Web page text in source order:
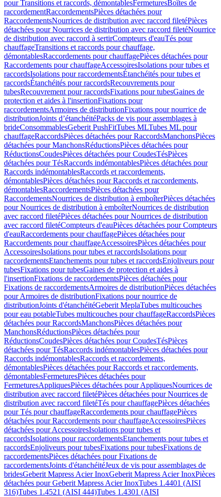
pour Transitions et raccords, démontablesFermeturesBoîtes de
raccordementRaccordementsPièces détachées pour
RaccordementsNourrices de distribution avec raccord filetéPièces
détachées pour Nourrices de distribution avec raccord filetéNourrice
de distribution avec raccord à sertirCompteurs d'eauTés pour
chauffageTransitions et raccords pour chauffage,
démontablesRaccordements pour chauffagePièces détachées pour
Raccordements pour chauffageAccessoiresIsolations pour tubes et
raccordsIsolations pour raccordementsÉtanchéités pour tubes et
raccordsÉtanchéités pour raccordsRecouvrements pour
tubesRecouvrement pour raccordsFixations pour tubesGaines de
protection et aides à l'insertionFixations pour
raccordementsArmoires de distributionFixations pour nourrice de
distributionJoints d’étanchéitéPacks de vis pour assemblages à
brideConsommablesGeberit PushFitTubes MLTubes ML pour
chauffageRaccordsPièces détachées pour RaccordsManchonsPièces
détachées pour ManchonsRéductionsPièces détachées pour
RéductionsCoudesPièces détachées pour CoudesTésPièces
détachées pour TésRaccords indémontablesPièces détachées pour
Raccords indémontablesRaccords et raccordements,
démontablesPièces détachées pour Raccords et raccordements,
démontablesRaccordementsPièces détachées pour
RaccordementsNourrices de distribution à emboîterPièces détachées
pour Nourrices de distribution à emboîterNourrices de distribution
avec raccord filetéPièces détachées pour Nourrices de distribution
avec raccord filetéCompteurs d'eauPièces détachées pour Compteurs
d'eauRaccordements pour chauffagePièces détachées pour
Raccordements pour chauffageAccessoiresPièces détachées pour
AccessoiresIsolations pour tubes et raccordsIsolations pour
raccordementsEtanchements pour tubes et raccordsEnjoliveurs pour
tubesFixations pour tubesGaines de protection et aides à
l'insertionFixations de raccordementsPièces détachées pour
Fixations de raccordementsArmoires de distributionPièces détachées
pour Armoires de distributionFixations pour nourrice de
distributionJoints d'étanchéitéGeberit MeplaTubes multicouches
pour eau potableTubes multicouches pour chauffageRaccordsPièces
détachées pour RaccordsManchonsPièces détachées pour
ManchonsRéductionsPièces détachées pour
RéductionsCoudesPièces détachées pour CoudesTésPièces
détachées pour TésRaccords indémontablesPièces détachées pour
Raccords indémontablesRaccords et raccordements,
démontablesPièces détachées pour Raccords et raccordements,
démontablesFermeturesPièces détachées pour
FermeturesAppliquesPièces détachées pour AppliquesNourrices de
distribution avec raccord filetéPièces détachées pour Nourrices de
distribution avec raccord filetéTés pour chauffagePièces détachées
pour Tés pour chauffageRaccordements pour chauffagePièces
détachées pour Raccordements pour chauffageAccessoiresPièces
détachées pour AccessoiresIsolations pour tubes et
raccordsIsolations pour raccordementsEtanchements pour tubes et
raccordsEnjoliveurs pour tubesFixations pour tubesFixations de
raccordementsPièces détachées pour Fixations de
raccordementsJoints d'étanchéitéJeux de vis pour assemblages de
bridesGeberit Mapress Acier InoxGeberit Mapress Acier InoxPièces
détachées pour Geberit Mapress Acier InoxTubes 1.4401 (AISI
316)Tubes 1.4521 (AISI 444)Tubes 1.4301 (AISI